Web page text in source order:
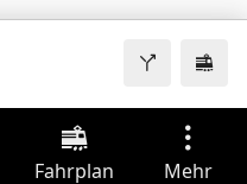
Fahrplan Mehr